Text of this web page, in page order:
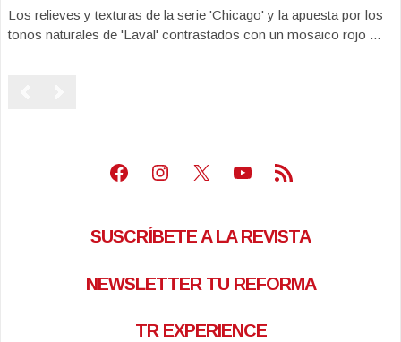
Los relieves y texturas de la serie 'Chicago' y la apuesta por los
tonos naturales de 'Laval' contrastados con un mosaico rojo ...
Facebook
Instagram
X Youtube
Feed RSS
SUSCRÍBETE A LA REVISTA
NEWSLETTER TU REFORMA
TR EXPERIENCE